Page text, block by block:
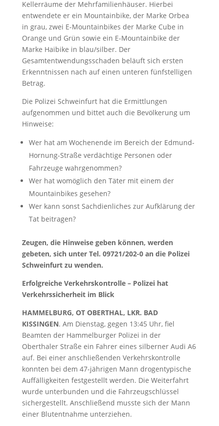
Kellerräume der Mehrfamilienhäuser. Hierbei
entwendete er ein Mountainbike, der Marke Orbea
in grau, zwei E-Mountainbikes der Marke Cube in
Orange und Grün sowie ein E-Mountainbike der
Marke Haibike in blau/silber. Der
Gesamtentwendungsschaden beläuft sich ersten
Erkenntnissen nach auf einen unteren fünfstelligen
Betrag.
Die Polizei Schweinfurt hat die Ermittlungen
aufgenommen und bittet auch die Bevölkerung um
Hinweise:
Wer hat am Wochenende im Bereich der Edmund-
Hornung-Straße verdächtige Personen oder
Fahrzeuge wahrgenommen?
Wer hat womöglich den Täter mit einem der
Mountainbikes gesehen?
Wer kann sonst Sachdienliches zur Aufklärung der
Tat beitragen?
Zeugen, die Hinweise geben können, werden
gebeten, sich unter Tel. 09721/202-0 an die Polizei
Schweinfurt zu wenden.
Erfolgreiche Verkehrskontrolle – Polizei hat
Verkehrssicherheit im Blick
HAMMELBURG, OT OBERTHAL, LKR. BAD
KISSINGEN. Am Dienstag, gegen 13:45 Uhr, fiel
Beamten der Hammelburger Polizei in der
Oberthaler Straße ein Fahrer eines silberner Audi A6
auf. Bei einer anschließenden Verkehrskontrolle
konnten bei dem 47-jährigen Mann drogentypische
Auffälligkeiten festgestellt werden. Die Weiterfahrt
wurde unterbunden und die Fahrzeugschlüssel
sichergestellt. Anschließend musste sich der Mann
einer Blutentnahme unterziehen.